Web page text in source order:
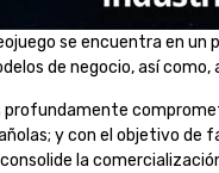
se encuentra en
de negocio, así
profundamente
y con el objetivo de
consolide la